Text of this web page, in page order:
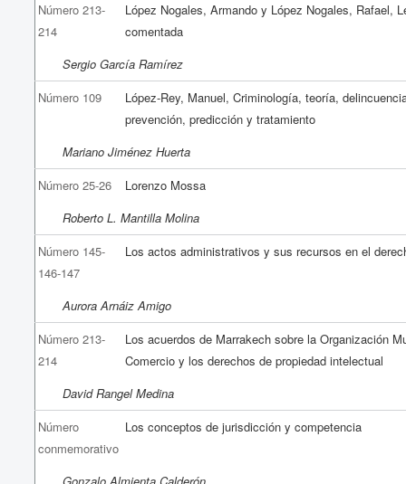
Número 213-
214
López Nogales, Armando y López Nogales, Rafael,
comentada
Sergio García Ramírez
Número 109
López-Rey, Manuel, Criminología, teoría,
prevención, predicción y tratamiento
Mariano Jiménez Huerta
Número 25-26
Lorenzo Mossa
Roberto L. Mantilla Molina
Número 145-
146-147
Los actos administrativos y sus recursos en el
Aurora Arnáiz Amigo
Número 213-
214
Los acuerdos de Marrakech sobre la Organización
Comercio y los derechos de propiedad intelectual
David Rangel Medina
Número
conmemorativo
Los conceptos de jurisdicción y competencia